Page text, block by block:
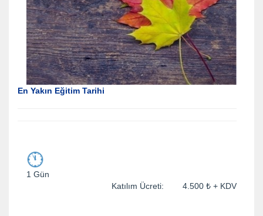
En Yakın Eğitim Tarihi
1 Gün
Katılım Ücreti: 4.500 ₺ + KDV